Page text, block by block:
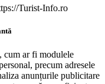
Turist-Info.ro
cum ar fi modulele
precum adresele
anunțurile publicitare